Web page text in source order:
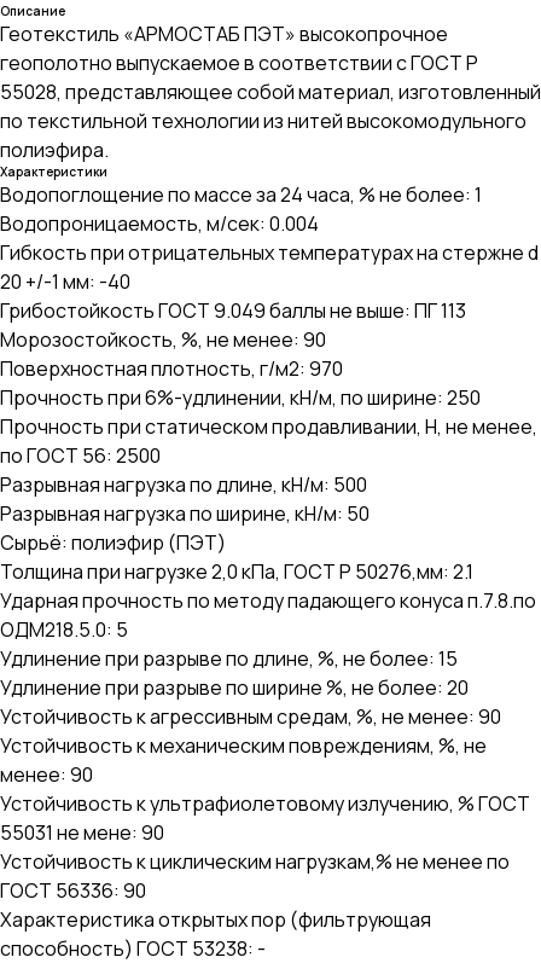
Описание
Геотекстиль «АРМОСТАБ ПЭТ» высокопрочное
геополотно выпускаемое в соответствии с ГОСТ Р
55028, представляющее собой материал, изготовленный
по текстильной технологии из нитей высокомодульного
полиэфира.
Характеристики
Водопоглощение по массе за 24 часа, % не более: 1
Водопроницаемость, м/сек: 0.004
Гибкость при отрицательных температурах на стержне d
20 +/-1 мм: -40
Грибостойкость ГОСТ 9.049 баллы не выше: ПГ 113
Морозостойкость, %, не менее: 90
Поверхностная плотность, г/м2: 970
Прочность при 6%-удлинении, кН/м, по ширине: 250
Прочность при статическом продавливании, Н, не менее,
по ГОСТ 56: 2500
Разрывная нагрузка по длине, кН/м: 500
Разрывная нагрузка по ширине, кН/м: 50
Сырьё: полиэфир (ПЭТ)
Толщина при нагрузке 2,0 кПа, ГОСТ Р 50276,мм: 2.1
Ударная прочность по методу падающего конуса п.7.8.по
ОДМ218.5.0: 5
Удлинение при разрыве по длине, %, не более: 15
Удлинение при разрыве по ширине %, не более: 20
Устойчивость к агрессивным средам, %, не менее: 90
Устойчивость к механическим повреждениям, %, не
менее: 90
Устойчивость к ультрафиолетовому излучению, % ГОСТ
55031 не мене: 90
Устойчивость к циклическим нагрузкам,% не менее по
ГОСТ 56336: 90
Характеристика открытых пор (фильтрующая
способность) ГОСТ 53238: -